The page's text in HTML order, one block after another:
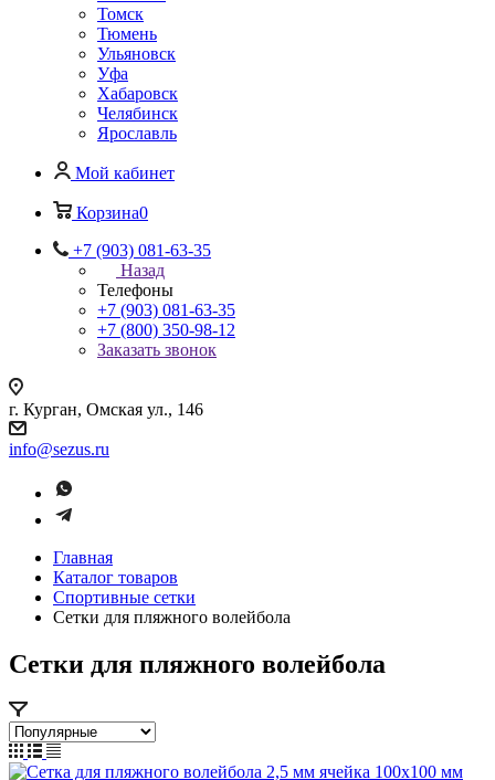
Томск
Тюмень
Ульяновск
Уфа
Хабаровск
Челябинск
Ярославль
Мой кабинет
Корзина0
+7 (903) 081-63-35
Назад
Телефоны
+7 (903) 081-63-35
+7 (800) 350-98-12
Заказать звонок
г. Курган, Омская ул., 146
info@sezus.ru
Главная
Каталог товаров
Спортивные сетки
Сетки для пляжного волейбола
Сетки для пляжного волейбола